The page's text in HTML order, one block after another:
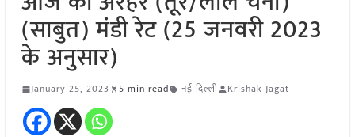
(साबुत) मंडी रेट (25 जनवरी 2023
के अनुसार)
January 25, 2023 5 min read नई दिल्ली Krishak Jagat